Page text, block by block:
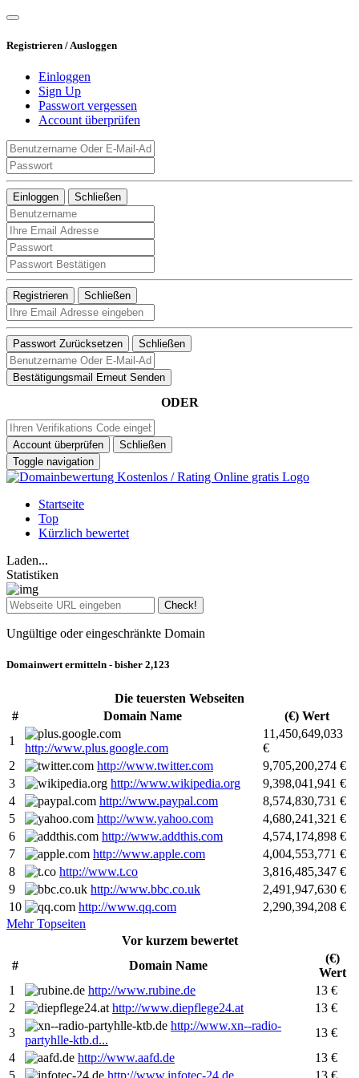
Registrieren / Ausloggen
Einloggen
Sign Up
Passwort vergessen
Account überprüfen
Einloggen Schließen
Registrieren Schließen
Passwort Zurücksetzen Schließen
Bestätigungsmail Erneut Senden
ODER
Account überprüfen
Schließen
Toggle navigation
Startseite
Top
Kürzlich bewertet
Laden...
Statistiken
Check!
Ungültige oder eingeschränkte Domain
Domainwert ermitteln - bisher 2,123
Die teuersten Webseiten
#
Domain Name
(€) Wert
1
http://www.plus.google.com
11,450,649,033
€
2
http://www.twitter.com
9,705,200,274 €
3
http://www.wikipedia.org
9,398,041,941 €
4
http://www.paypal.com
8,574,830,731 €
5
http://www.yahoo.com
4,680,241,321 €
6
http://www.addthis.com
4,574,174,898 €
7
http://www.apple.com
4,004,553,771 €
8
http://www.t.co
3,816,485,347 €
9
http://www.bbc.co.uk
2,491,947,630 €
10
http://www.qq.com
2,290,394,208 €
Mehr Topseiten
Vor kurzem bewertet
#
Domain Name
(€)
Wert
1
http://www.rubine.de
13 €
2
http://www.diepflege24.at
13 €
3
http://www.xn--radio-
partyhlle-ktb.d...
13 €
4
http://www.aafd.de
13 €
5
http://www.infotec-24.de 13 €